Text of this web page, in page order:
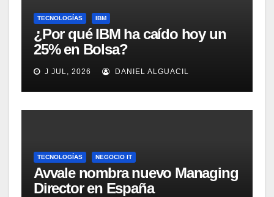
TECNOLOGÍAS IBM
¿Por qué IBM ha caído hoy un
25% en Bolsa?
J JUL, 2026 DANIEL ALGUACIL
TECNOLOGÍAS NEGOCIO IT
Avvale nombra nuevo Managing
Director en España